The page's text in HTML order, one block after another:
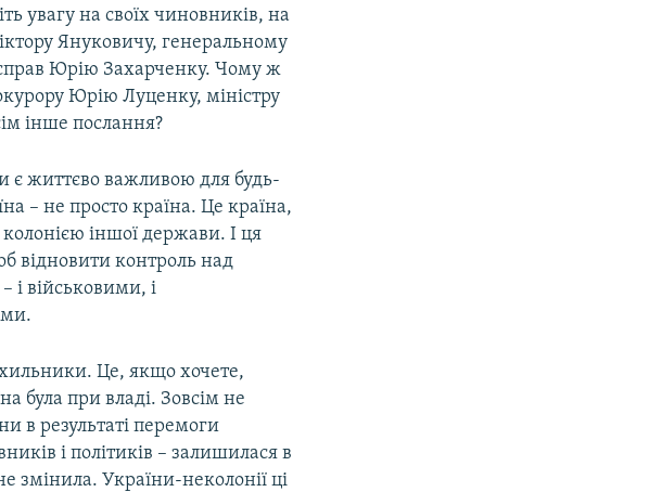
увагу на своїх чиновників, на
Януковичу, генеральному
Юрію Захарченку. Чому ж
Юрію Луценку, міністру
інше послання?
є життєво важливою для будь-
– не просто країна. Це країна,
іншої держави. І ця
відновити контроль над
військовими, і
Це, якщо хочете,
була при владі. Зовсім не
в результаті перемоги
і політиків – залишилася в
змінила. України-неколонії ці